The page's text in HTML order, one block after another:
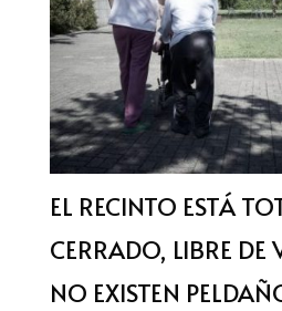
EL RECINTO ESTÁ
CERRADO, LIBRE DE
NO EXISTEN